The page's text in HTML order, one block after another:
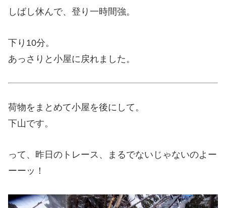
しばし休んで、登り一時間強。
下り10分。
あっさりと小屋に戻れました。
荷物をまとめて小屋を後にして。
下山です。
って、昨日のトレース、まるでないじゃないのよー
ーーッ！